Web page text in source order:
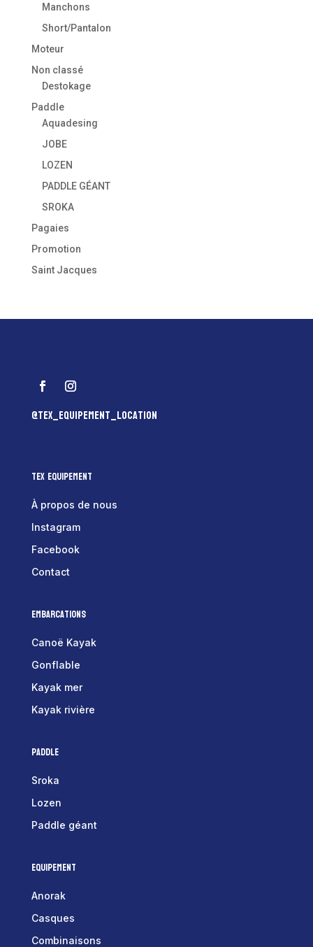
Manchons
Short/Pantalon
Moteur
Non classé
Destokage
Paddle
Aquadesing
JOBE
LOZEN
PADDLE GÉANT
SROKA
Pagaies
Promotion
Saint Jacques
@tex_equipement_location
Tex Equipement
À propos de nous
Instagram
Facebook
Contact
Embarcations
Canoë Kayak
Gonflable
Kayak mer
Kayak rivière
Paddle
Sroka
Lozen
Paddle géant
Equipement
Anorak
Casques
Combinaisons